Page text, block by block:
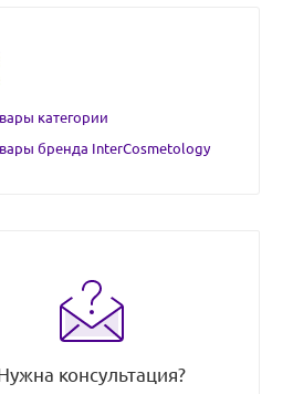
категории
бренда InterCosmetology
консультация?